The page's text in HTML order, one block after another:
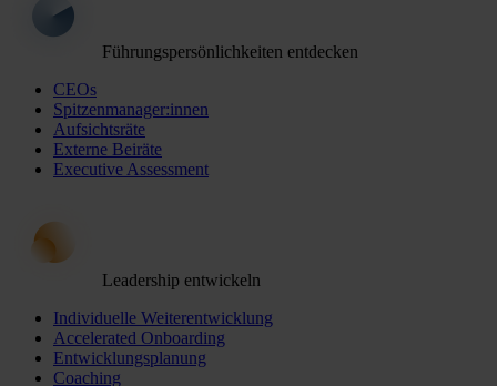
Führungspersönlichkeiten entdecken
CEOs
Spitzenmanager:innen
Aufsichtsräte
Externe Beiräte
Executive Assessment
Leadership entwickeln
Individuelle Weiterentwicklung
Accelerated Onboarding
Entwicklungsplanung
Coaching